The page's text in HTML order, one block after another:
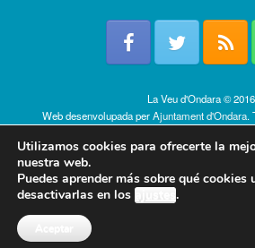
La Veu d'Ondara © 2016
Web desenvolupada perAjuntament d'Ondara.
Utilizamos cookies para ofrecerte la
nuestra web.
Puedes aprender más sobre qué cookies
desactivarlas en los ajustes.